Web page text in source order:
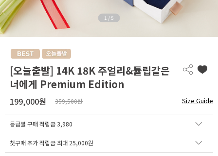
1 / 5
[오늘출발] 14K 18K 주얼리&튤립같은
너에게 Premium Edition
199,000원 359,500원 Size Guide
등급별 구매 적립금3,980
첫구매 추가 적립금 최대 25,000원